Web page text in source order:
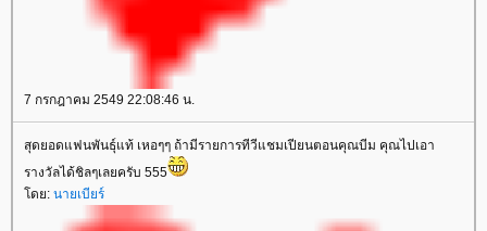
7 กรกฎาคม 2549 22:08:46 น.
สุดยอดแฟนพันธุ์แท้ เหอๆๆ ถ้ามีรายการทีวีแชมเปียนตอนคุณบีม คุณไปเอา
รางวัลได้ชิลๆเลยครับ 555
ดย: นายเบียร์